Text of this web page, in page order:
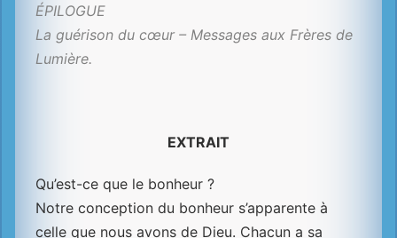
ÉPILOGUE
La guérison du cœur – Messages aux Frères de
Lumière.
EXTRAIT
Qu’est-ce que le bonheur ?
Notre conception du bonheur s’apparente à
celle que nous avons de Dieu. Chacun a sa